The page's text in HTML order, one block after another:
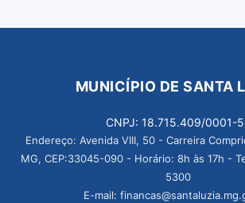
MUNICÍPIO DE SANTA
CNPJ: 18.715.409/0001-
Endereço: Avenida VIII, 50 - Carreira
MG, CEP:33045-090 - Horário: 8h às 17h -
5300
E-mail: